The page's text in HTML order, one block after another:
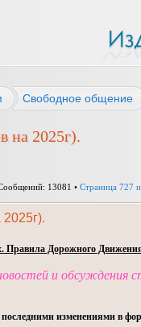
Свободное общение
на 2025г).
13081 • Страница 727
Правила Дорожного
и обсуждения
изменениями в